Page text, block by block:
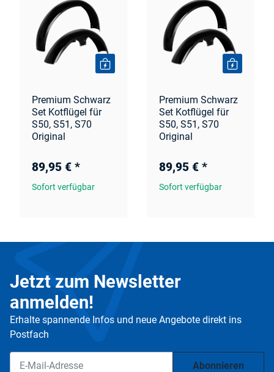
Premium Schwarz
Set Kotflügel für
S50, S51, S70
Original
89,95 € *
Sofort verfügbar
Premium Schwarz
Set Kotflügel für
S50, S51, S70
Original
89,95 € *
Sofort verfügbar
Jetzt zum Newsletter
anmelden!
Erhalte spannende Infos und neue Angebote direkt ins
Postfach
Abonnieren